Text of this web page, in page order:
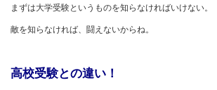
まずは大学受験というものを知らなければいけない。
敵を知らなければ、闘えないからね。
高校受験との違い！